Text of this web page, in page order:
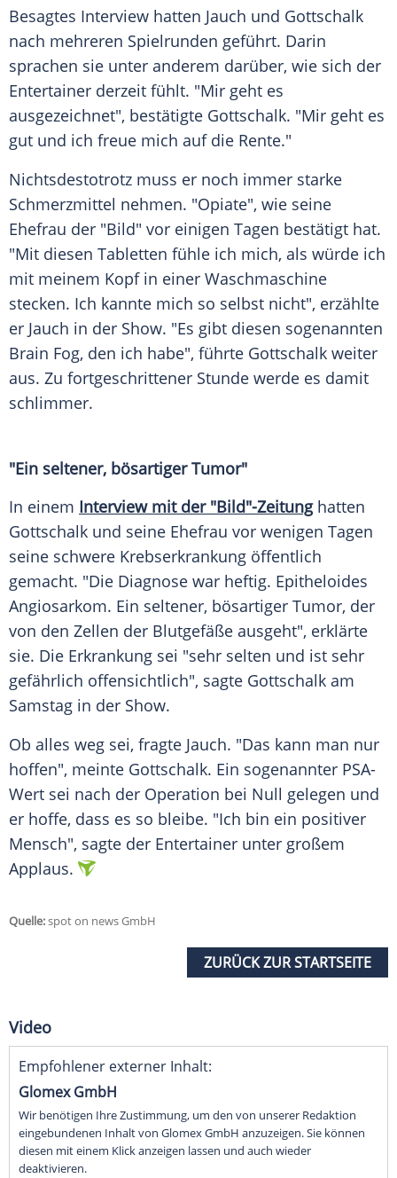
Besagtes Interview hatten Jauch und Gottschalk
nach mehreren Spielrunden geführt. Darin
sprachen sie unter anderem darüber, wie sich der
Entertainer derzeit fühlt. "Mir geht es
ausgezeichnet", bestätigte Gottschalk. "Mir geht es
gut und ich freue mich auf die Rente."
Nichtsdestotrotz muss er noch immer starke
Schmerzmittel nehmen. "Opiate", wie seine
Ehefrau der "Bild" vor einigen Tagen bestätigt hat.
"Mit diesen Tabletten fühle ich mich, als würde ich
mit meinem Kopf in einer Waschmaschine
stecken. Ich kannte mich so selbst nicht", erzählte
er Jauch in der Show. "Es gibt diesen sogenannten
Brain Fog, den ich habe", führte Gottschalk weiter
aus. Zu fortgeschrittener Stunde werde es damit
schlimmer.
"Ein seltener, bösartiger Tumor"
In einem Interview mit der "Bild"-Zeitunghatten
Gottschalk und seine Ehefrau vor wenigen Tagen
seine schwere Krebserkrankung öffentlich
gemacht. "Die Diagnose war heftig. Epitheloides
Angiosarkom. Ein seltener, bösartiger Tumor, der
von den Zellen der Blutgefäße ausgeht", erklärte
sie. Die Erkrankung sei "sehr selten und ist sehr
gefährlich offensichtlich", sagte Gottschalk am
Samstag in der Show.
Ob alles weg sei, fragte Jauch. "Das kann man nur
hoffen", meinte Gottschalk. Ein sogenannter PSA-
Wert sei nach der Operation bei Null gelegen und
er hoffe, dass es so bleibe. "Ich bin ein positiver
Mensch", sagte der Entertainer unter großem
Applaus.
Quelle:spot on news GmbH
ZURÜCK ZUR STARTSEITE
Video
Empfohlener externer Inhalt:
Glomex GmbH
Wir benötigen Ihre Zustimmung, um den von unserer Redaktion
eingebundenen Inhalt von Glomex GmbH anzuzeigen. Sie können
diesen mit einem Klick anzeigen lassen und auch wieder
deaktivieren.